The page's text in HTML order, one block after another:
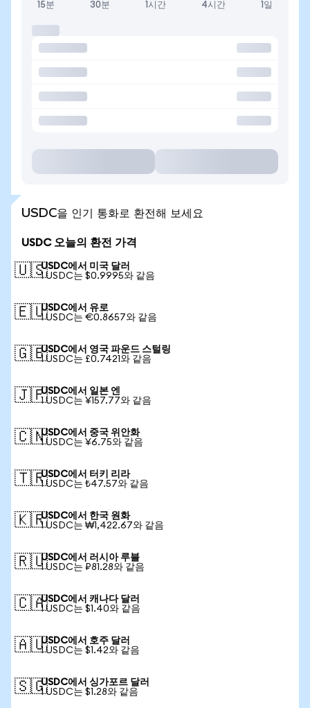
15분 30분 1시간 4시간 1일
USDC을 인기 통화로 환전해 보세요
USDC 오늘의 환전 가격
🇺🇸USDC에서 미국 달러
1 USDC는 $0.9995와 같음
🇪🇺USDC에서 유로
1 USDC는 €0.8657와 같음
🇬🇧USDC에서 영국 파운드 스털링
1 USDC는 £0.7421와 같음
🇯🇵USDC에서 일본 엔
1 USDC는 ¥157.77와 같음
🇨🇳USDC에서 중국 위안화
1 USDC는 ¥6.75와 같음
🇹🇷USDC에서 터키 리라
1 USDC는 ₺47.57와 같음
🇰🇷USDC에서 한국 원화
1 USDC는 ₩1,422.67와 같음
🇷🇺USDC에서 러시아 루블
1 USDC는 ₽81.28와 같음
🇨🇦USDC에서 캐나다 달러
1 USDC는 $1.40와 같음
🇦🇺USDC에서 호주 달러
1 USDC는 $1.42와 같음
🇸🇬USDC에서 싱가포르 달러
1 USDC는 $1.28와 같음